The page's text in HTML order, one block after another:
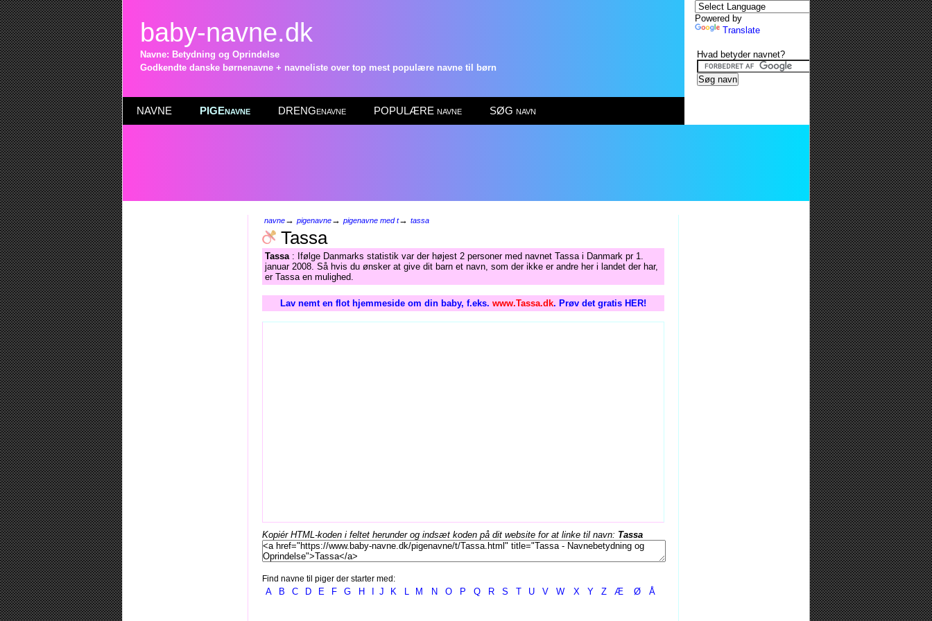
baby-navne.dk
Navne: Betydning og Oprindelse
Godkendte danske børnenavne + navneliste over top mest populære navne til børn
NAVNE PIGEnavne DRENGenavne POPULÆRE navne SØG navn
navne→ pigenavne→ pigenavne med t→ tassa
Tassa
Tassa: Ifølge Danmarks statistik var der højest 2 personer med navnet Tassa i Danmark pr 1.
januar 2008. Så hvis du ønsker at give dit barn et navn, som der ikke er andre her i landet der har,
er Tassa en mulighed.
Lav nemt en flot hjemmeside om din baby, f.eks. www.Tassa.dk. Prøv det gratis HER!
Kopiér HTML-koden i feltet herunder og indsæt koden på dit website for at linke til navn: Tassa
Find navne til piger der starter med:
A B C D E F G H J K L M N O P Q R S T U V W X Y Z Æ Ø Å
Powered by
Translate
Hvad betyder navnet?